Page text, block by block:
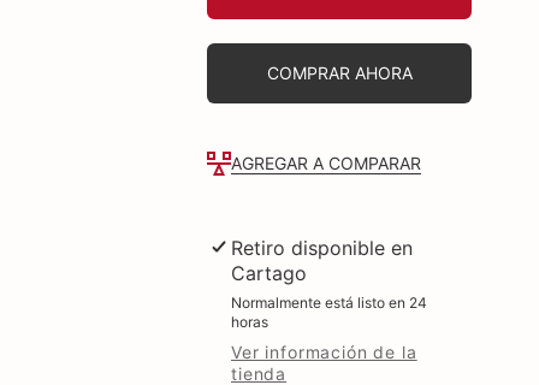
MEMBRANA
INALÁMBRICO
BLUETOOTH
INGLÉS
NEGRO
K650
MEMBRANA
INGLÉS
COMPRAR AHORA
AGREGAR A COMPARAR
Retiro disponible en
Cartago
Normalmente está listo en 24
horas
Ver información de la
tienda